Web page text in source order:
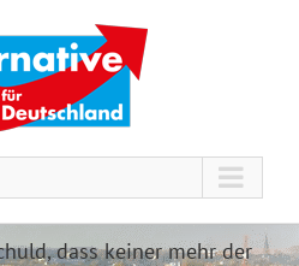
dass keiner mehr der